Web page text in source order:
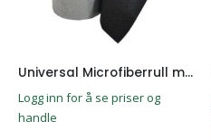
Universal Microfiberrull m/fuktsperre 0,80x30M.1 stk.
Logg inn for å se priser og
handle